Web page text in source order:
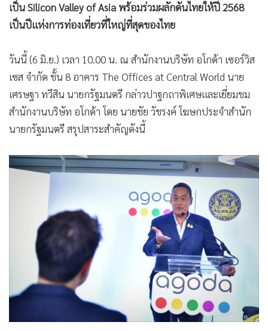
• ต่างประเทศ
• Special Scoop
• จีน
• ชุมชน-คุณภาพชีวิต
• อาชญากรรม
• Motoring
• วิทยาศาสตร์
SMEs
อินโดจีน
กองทุนรวม
Celeb Online
Factcheck
ญี่ปุ่น
• Gotomanager
เป็น Silicon Valley of Asia พร้อมร่วมผลักดันไทยให้ปี 2568
เป็นปีแห่งการท่องเที่ยวที่ใหญ่ที่สุดของไทย
วันนี้ (6 มิ.ย.) เวลา 10.00 น. ณ สำนักงานบริษัท อโกด้า เซอร์วิส
เซส จำกัด ชั้น 8 อาคาร The Offices at Central World นาย
เศรษฐา ทวีสิน นายกรัฐมนตรี กล่าวปาฐกถาพิเศษและเยี่ยมชม
สำนักงานบริษัท อโกด้า โดย นายชัย วัชรงค์ โฆษกประจำสำนัก
นายกรัฐมนตรี สรุปสาระสำคัญดังนี้